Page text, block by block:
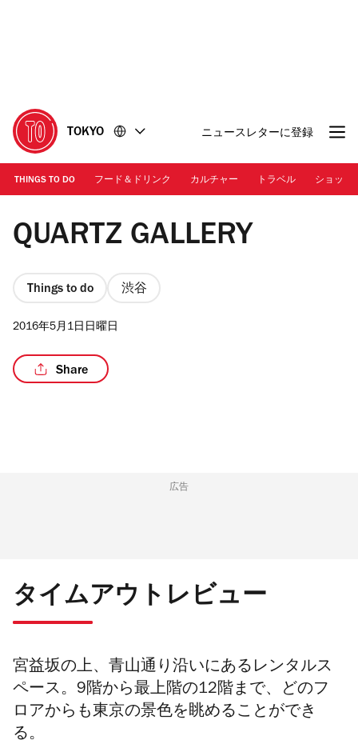
に
移
動
移
動
TOKYO ニュースレターに登録
THINGS TO DO フード＆ドリンク カルチャー トラベル ショッピ
Nacasa & Partners inc.
QUARTZ GALLERY
Things to do 渋谷
2016年5月1日日曜日
Share
広告
タイムアウトレビュー
宮益坂の上、青山通り沿いにあるレンタルス
ペース。9階から最上階の12階まで、どのフ
ロアからも東京の景色を眺めることができ
る。